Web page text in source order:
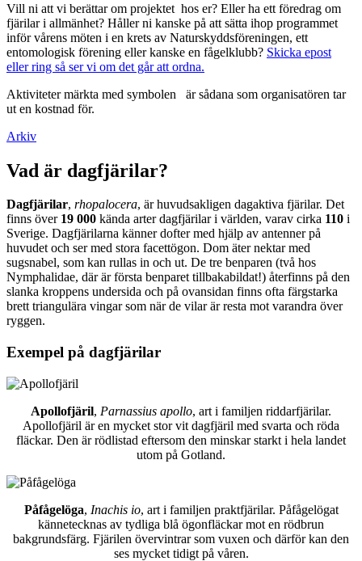
Vill ni att vi berättar om projektet hos er? Eller ha ett föredrag om
fjärilar i allmänhet? Håller ni kanske på att sätta ihop programmet
inför vårens möten i en krets av Naturskyddsföreningen, ett
entomologisk förening eller kanske en fågelklubb? Skicka epost
eller ring så ser vi om det går att ordna.
Aktiviteter märkta med symbolen
är sådana som organisatören tar
ut en kostnad för.
Arkiv
Vad är dagfjärilar?
Dagfjärilar, rhopalocera, är huvudsakligen dagaktiva fjärilar. Det
finns över 19 000 kända arter dagfjärilar i världen, varav cirka 110 i
Sverige. Dagfjärilarna känner dofter med hjälp av antenner på
huvudet och ser med stora facettögon. Dom äter nektar med
sugsnabel, som kan rullas in och ut. De tre benparen (två hos
Nymphalidae, där är första benparet tillbakabildat!) återfinns på den
slanka kroppens undersida och på ovansidan finns ofta färgstarka
brett triangulära vingar som när de vilar är resta mot varandra över
ryggen.
Exempel på dagfjärilar
Apollofjäril, Parnassius apollo, art i familjen riddarfjärilar.
Apollofjäril är en mycket stor vit dagfjäril med svarta och röda
fläckar. Den är rödlistad eftersom den minskar starkt i hela landet
utom på Gotland.
Påfågelöga, Inachis io, art i familjen praktfjärilar. Påfågelögat
kännetecknas av tydliga blå ögonfläckar mot en rödbrun
bakgrundsfärg. Fjärilen övervintrar som vuxen och därför kan den
ses mycket tidigt på våren.